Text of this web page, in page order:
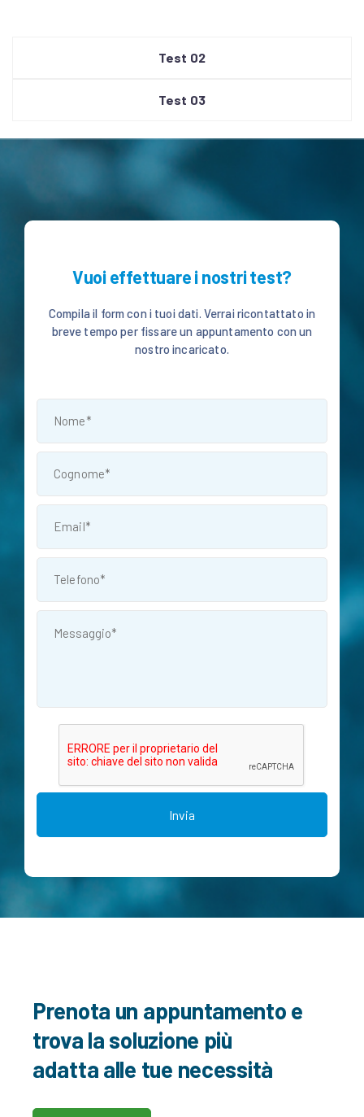
Test 02
Test 03
Vuoi effettuare i nostri test?
Compila il form con i tuoi dati. Verrai ricontattato in
breve tempo per fissare un appuntamento con un
nostro incaricato.
Prenota un appuntamento e
trova la soluzione più
adatta alle tue necessità